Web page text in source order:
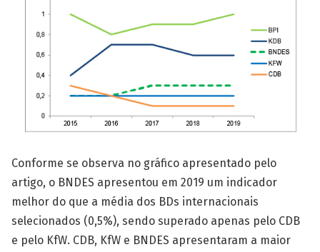
Conforme se observa no gráfico apresentado pelo
artigo, o BNDES apresentou em 2019 um indicador
melhor do que a média dos BDs internacionais
selecionados (0,5%), sendo superado apenas pelo CDB
e pelo KfW. CDB, KfW e BNDES apresentaram a maior